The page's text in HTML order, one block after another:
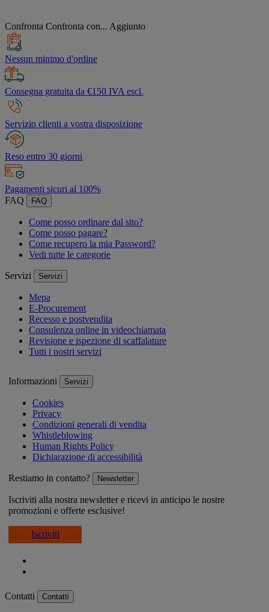
Confronta Confronta con... Aggiunto
Nessun minimo d'ordine
Consegna gratuita da €150 IVA escl.
Servizio clienti a vostra disposizione
Reso entro 30 giorni
Pagamenti sicuri al 100%
FAQ
FAQ
Come posso ordinare dal sito?
Come posso pagare?
Come recupero la mia Password?
Vedi tutte le categorie
Servizi Servizi
Mepa
E-Procurement
Recesso e postvendita
Consulenza online in videochiamata
Revisione e ispezione di scaffalature
Tutti i nostri servizi
Informazioni Servizi
Cookies
Privacy
Condizioni generali di vendita
Whistleblowing
Human Rights Policy
Dichiarazione di accessibilità
Restiamo in contatto? Newsletter
Iscriviti alla nostra newsletter e ricevi in anticipo le nostre
promozioni e offerte esclusive!
Iscriviti
Contatti Contatti